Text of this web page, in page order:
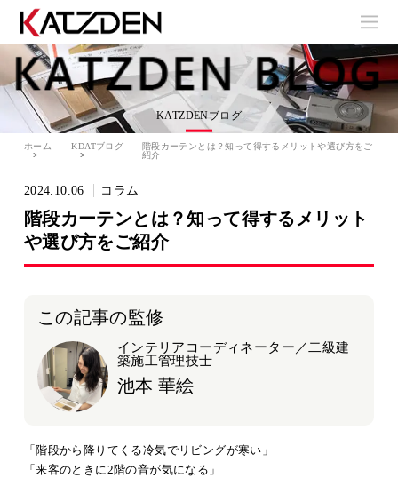
KATZDENブログ
ホーム KDATブログ
階段カーテンとは？知って得するメリットや選び方をご
紹介
2024.10.06 コラム
階段カーテンとは？知って得するメリット
や選び方をご紹介
この記事の監修
インテリアコーディネーター／二級建
築施工管理技士
池本 華絵
「階段から降りてくる冷気でリビングが寒い」
「来客のときに2階の音が気になる」